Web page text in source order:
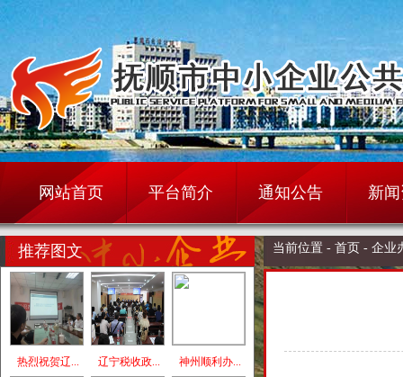
网站首页 平台简介 通知公告 新
推荐图文
热烈祝贺辽... 辽宁税收政... 神州顺利办...
当前位置 - 首页 - 企业